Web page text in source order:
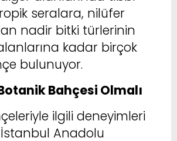
seralara, nilüfer
nadir bitki türlerinin
kadar birçok
bulunuyor.
Bahçesi Olmalı
ilgili deneyimleri
Anadolu